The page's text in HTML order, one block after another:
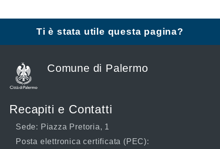
Ti è stata utile questa pagina?
Comune di Palermo
Recapiti e Contatti
Sede: Piazza Pretoria, 1
Posta elettronica certificata (PEC):